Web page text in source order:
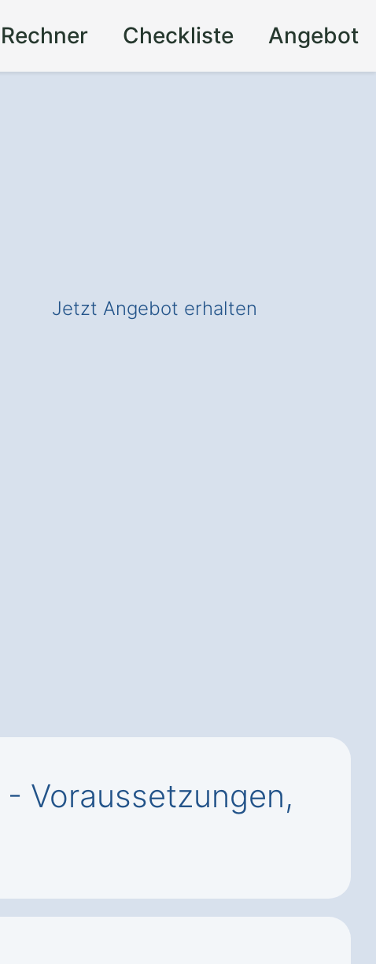
Rechner Checkliste Angebot
Jetzt Angebot erhalten
- Voraussetzungen,